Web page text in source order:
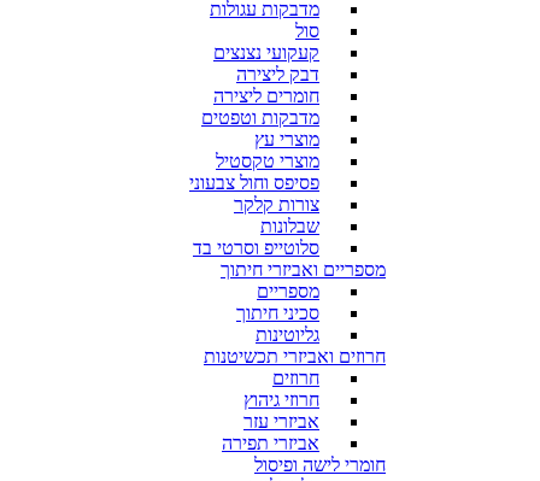
מדבקות עגולות
סול
קעקועי נצנצים
דבק ליצירה
חומרים ליצירה
מדבקות וטפטים
מוצרי עץ
מוצרי טקסטיל
פסיפס וחול צבעוני
צורות קלקר
שבלונות
סלוטייפ וסרטי בד
מספריים ואביזרי חיתוך
מספריים
סכיני חיתוך
גליוטינות
חרוזים ואביזרי תכשיטנות
חרוזים
חרוזי גיהוץ
אביזרי עזר
אביזרי תפירה
חומרי לישה ופיסול